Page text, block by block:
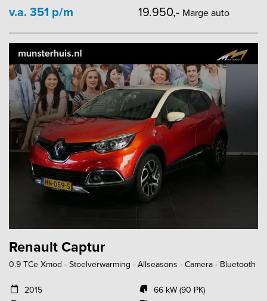
v.a. 351 p/m 19.950,- Marge auto
Renault Captur
0.9 TCe Xmod - Stoelverwarming - Allseasons - Camera - Bluetooth
2015
66 kW (90 PK)